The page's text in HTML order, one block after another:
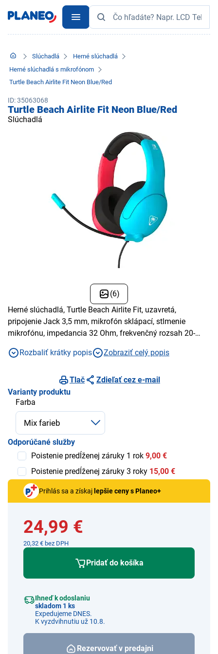
Slúchadlá
Herné slúchadlá
Herné slúchadlá s mikrofónom
Turtle Beach Airlite Fit Neon Blue/Red
ID: 35063068
Turtle Beach Airlite Fit Neon Blue/Red
Slúchadlá
(6)
Herné slúchadlá, Turtle Beach Airlite Fit, uzavretá,
pripojenie Jack 3,5 mm, mikrofón sklápací, stlmenie
mikrofónu, impedancia 32 Ohm, frekvenčný rozsah 20-
tlačidlové ovládanie
Rozbaliť krátky popis Zobraziť celý popis
Tlač
Zdieľať cez e-mail
Varianty produktu
Farba
Odporúčané služby
Poistenie predĺženej záruky 1 rok 9,00 €
Poistenie predĺženej záruky 3 roky 15,00 €
Prihlás sa a získaj lepšie ceny s Planeo+
24,99 €
20,32 € bez DPH
Pridať do košíka
Ihneď k odoslaniu
skladom 1 ks
Expedujeme DNES.
K vyzdvihnutiu už 10.8.
Rezervovať v predajni